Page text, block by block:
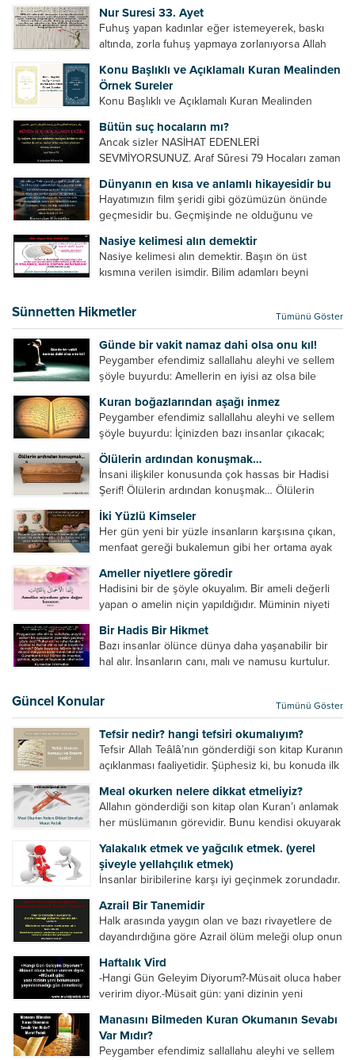
din algısı, yanlış din öğreten hoca algısını yenmek
vb. Dini doğru...
Nur Suresi 33. Ayet
Fuhuş yapan kadınlar eğer istemeyerek, baskı
altında, zorla fuhuş yapmaya zorlanıyorsa Allah
cariyelerinizi dünya hayatının menfaatini elde
etmek için fuhuş yapmaya zorlamayın. Her...
Konu Başlıklı ve Açıklamalı Kuran Mealinden
Örnek Sureler
Konu Başlıklı ve Açıklamalı Kuran Mealinden
Bütün suç hocaların mı?
Ancak sizler NASİHAT EDENLERİ
SEVMİYORSUNUZ. Araf Sûresi 79 Hocaları zaman
geliştirmeleri hususunda bazen açık bazen gizli
tenkitlerde bulunmuşuzdur. Örneğin hocalarda
olması gereken hususları sıralar ve...
Dünyanın en kısa ve anlamlı hikayesidir bu
Hayatımızın film şeridi gibi gözümüzün önünde
geçmesidir bu. Geçmişinde ne olduğunu ve
âyetlere baksın. Hayatı özetler misin sorusuna
verilebilecek en kısa ve bir o...
Nasiye kelimesi alın demektir
Nasiye kelimesi alın demektir. Başın ön üst
kısmına verilen isimdir. Bilim adamları beyni
Beynin ön kısmında bulunan bölüme ön bellek
denir. Bu kısım insan vücudunda...
Sünnetten Hikmetler Tümünü Göster
Günde bir vakit namaz dahi olsa onu kıl!
Peygamber efendimiz sallallahu aleyhi ve sellem
şöyle buyurdu: Amellerin en iyisi az olsa bile
bir yere sahiptir. Namaz kul ile Allah arasındaki bir
toplantıdır....
Kuran boğazlarından aşağı inmez
Peygamber efendimiz sallallahu aleyhi ve sellem
şöyle buyurdu: İçinizden bazı insanlar çıkacak;
küçümseyeceksiniz. Onların oruçlarını görünce
kendi oruçlarınızı küçümseyeceksiniz. Onların
amellerini görünce kendi amellerinizi
küçümseyeceksiniz. ...
Ölülerin ardından konuşmak…
İnsani ilişkiler konusunda çok hassas bir Hadisi
Şerif! Ölülerin ardından konuşmak… Ölülerin
küfretmek, sövmek, onların günah ve kusurlarını
zikretmek ölüye zarar vermez, fayda da vermez....
İki Yüzlü Kimseler
Her gün yeni bir yüzle insanların karşısına çıkan,
menfaat gereği bukalemun gibi her ortama ayak
insan grubudur. Müminlerin yanında mümin gibi
duran,...
Ameller niyetlere göredir
Hadisini bir de şöyle okuyalım. Bir ameli değerli
yapan o amelin niçin yapıldığıdır. Müminin niyeti
namazın hiçbir değeri yoktur. Gösteriş için
okunan ezanın hiçbir...
Bir Hadis Bir Hikmet
Bazı insanlar ölünce dünya daha yaşanabilir bir
hal alır. İnsanların canı, malı ve namusu kurtulur.
kurtulur. Ağaçlar onun zulmünden kurtulur....
Güncel Konular Tümünü Göster
Tefsir nedir? hangi tefsiri okumalıyım?
Tefsir Allah Teâlâ’nın gönderdiği son kitap Kuranın
açıklanması faaliyetidir. Şüphesiz ki, bu konuda ilk
ayetleri peygamber efendimize soruyor. O da
bunları izah ediyor/tefsir ediyordu. “Biz sana...
Meal okurken nelere dikkat etmeliyiz?
Allahın gönderdiği son kitap olan Kuran’ı anlamak
her müslümanın görevidir. Bunu kendisi okuyarak
yollarla anlamaya çalışmalıdır. Meal nedir? Arapça
bir kelime olan meal;...
Yalakalık etmek ve yağcılık etmek. (yerel
şiveyle yellahçılık etmek)
İnsanlar biribilerine karşı iyi geçinmek zorundadır.
makam gücü, nesep gücü, maddi güç, fiziki güç)
diğer insanları ezebiliyor. Normal şartlarda elinde
bu güçler...
Azrail Bir Tanemidir
Halk arasında yaygın olan ve bazı rivayetlere de
dayandırdığına göre Azrail ölüm meleği olup onun
Azrail tek başına aynı anda binlerce insanın
canını...
Haftalık Vird
-Hangi Gün Geleyim Diyorum?-Müsait oluca haber
veririm diyor.-Müsait gün: yani dizinin yeni
efendinin Haftalık Virdi HAFTALIK VİRD Pazartesi
Günü Hangi VİRD var?20:00 Star TV –...
Manasını Bilmeden Kuran Okumanın Sevabı
Var Mıdır?
Peygamber efendimiz sallallahu aleyhi ve sellem